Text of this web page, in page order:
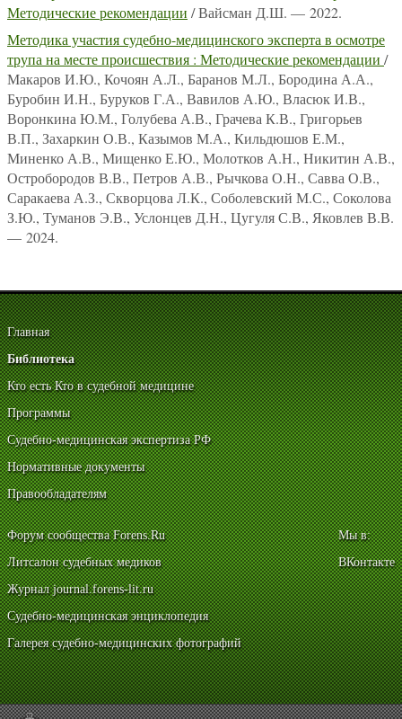
Методические рекомендации / Вайсман Д.Ш. — 2022.
Методика участия судебно-медицинского эксперта в осмотре
трупа на месте происшествия : Методические рекомендации /
Макаров И.Ю., Кочоян А.Л., Баранов М.Л., Бородина А.А.,
Буробин И.Н., Буруков Г.А., Вавилов А.Ю., Власюк И.В.,
Воронкина Ю.М., Голубева А.В., Грачева К.В., Григорьев
В.П., Захаркин О.В., Казымов М.А., Кильдюшов Е.М.,
Миненко А.В., Мищенко Е.Ю., Молотков А.Н., Никитин А.В.,
Остробородов В.В., Петров А.В., Рычкова О.Н., Савва О.В.,
Саракаева А.З., Скворцова Л.К., Соболевский М.С., Соколова
З.Ю., Туманов Э.В., Услонцев Д.Н., Цугуля С.В., Яковлев В.В.
— 2024.
Главная
Библиотека
Кто есть Кто в судебной медицине
Программы
Судебно-медицинская экспертиза РФ
Нормативные документы
Правообладателям
Форум сообщества Forens.Ru
Литсалон судебных медиков
Журнал journal.forens-lit.ru
Судебно-медицинская энциклопедия
Галерея судебно-медицинских фотографий
Мы в:
ВКонтакте